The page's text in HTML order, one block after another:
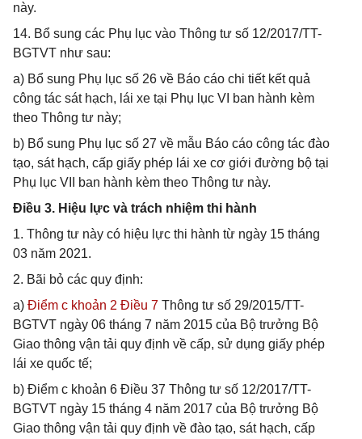
này.
14. Bổ sung các Phụ lục vào Thông tư số 12/2017/TT-
BGTVT như sau:
a) Bổ sung Phụ lục số 26 về Báo cáo chi tiết kết quả
công tác sát hạch, lái xe tại Phụ lục VI ban hành kèm
theo Thông tư này;
b) Bổ sung Phụ lục số 27 về mẫu Báo cáo công tác đào
tạo, sát hạch, cấp giấy phép lái xe cơ giới đường bộ tại
Phụ lục VII ban hành kèm theo Thông tư này.
Điều 3. Hiệu lực và trách nhiệm thi hành
1. Thông tư này có hiệu lực thi hành từ ngày 15 tháng
03 năm 2021.
2. Bãi bỏ các quy định:
a) Điểm c khoản 2 Điều 7 Thông tư số 29/2015/TT-
BGTVT ngày 06 tháng 7 năm 2015 của Bộ trưởng Bộ
Giao thông vận tải quy định về cấp, sử dụng giấy phép
lái xe quốc tế;
b) Điểm c khoản 6 Điều 37 Thông tư số 12/2017/TT-
BGTVT ngày 15 tháng 4 năm 2017 của Bộ trưởng Bộ
Giao thông vận tải quy định về đào tạo, sát hạch, cấp